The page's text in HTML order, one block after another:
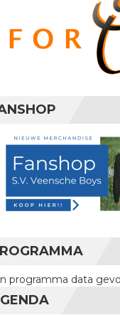
programma data